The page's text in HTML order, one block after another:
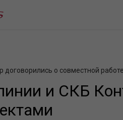
договорились о совместной
и СКБ